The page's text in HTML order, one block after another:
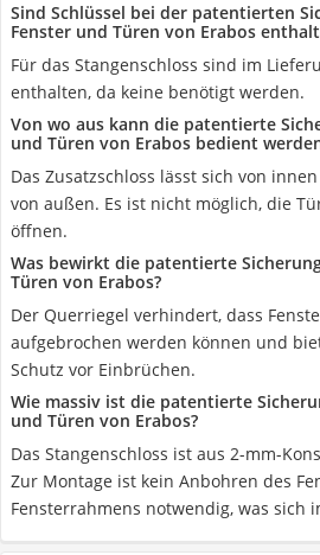
Sind Schlüssel bei der patentierten
Fenster und Türen von Erabos
Für das Stangenschloss sind im
enthalten, da keine benötigt werden.
Von wo aus kann die patentierte
und Türen von Erabos bedient
Das Zusatzschloss lässt sich von
von außen. Es ist nicht möglich, die
öffnen.
Was bewirkt die patentierte
Türen von Erabos?
Der Querriegel verhindert, dass
aufgebrochen werden können und
Schutz vor Einbrüchen.
Wie massiv ist die patentierte
und Türen von Erabos?
Das Stangenschloss ist aus 2-mm-
Zur Montage ist kein Anbohren des
Fensterrahmens notwendig, was sich